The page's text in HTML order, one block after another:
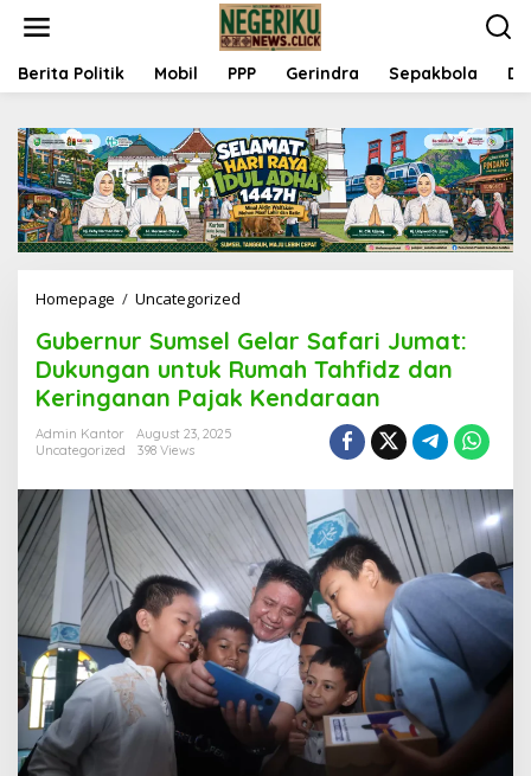
t
Berita Politik Mobil PPP Gerindra Sepakbola
Homepage / Uncategorized
b
e
r
n
u
m
s
G
e
l
a
r
S
a
Gubernur Sumsel Gelar Safari Jumat:
Dukungan untuk Rumah Tahfidz dan
Keringanan Pajak Kendaraan
Admin Kantor
August 23, 2025
Uncategorized
398 Views